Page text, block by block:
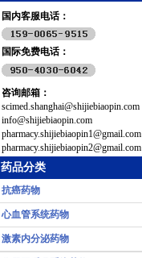
国内客服电话：
国际免费电话：
咨询邮箱：
scimed.shanghai@shijiebiaopin.com
info@shijiebiaopin.com
pharmacy.shijiebiaopin1@gmail.com
pharmacy.shijiebiaopin2@gmail.com
药品分类
抗癌药物
心血管系统药物
激素内分泌药物